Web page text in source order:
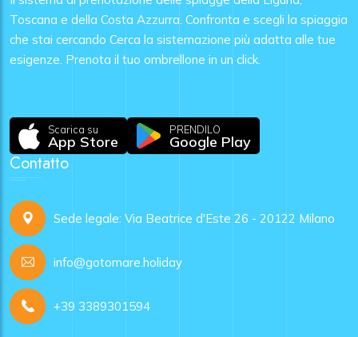
Toscana e della Costa Azzurra. Confronta e scegli la spiaggia
che stai cercando Cerca la sistemazione più adatta alle tue
esigenze. Prenota il tuo ombrellone in un click.
Scarica su
App Store
PRENDILO
Google Play
Contatto
Sede legale: Via Beatrice d'Este 26 - 20122 Milano
info@gotomare.holiday
+39 3389301594